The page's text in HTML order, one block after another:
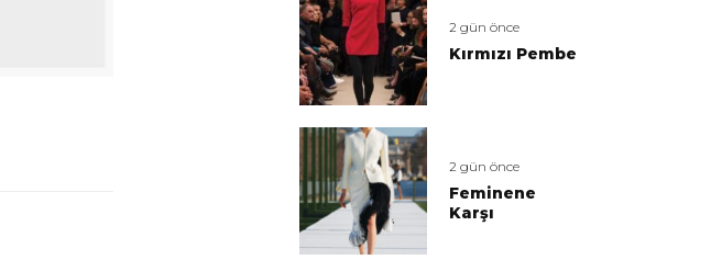
2 gün önce
Kırmızı Pembe
2 gün önce
Feminene
Karşı